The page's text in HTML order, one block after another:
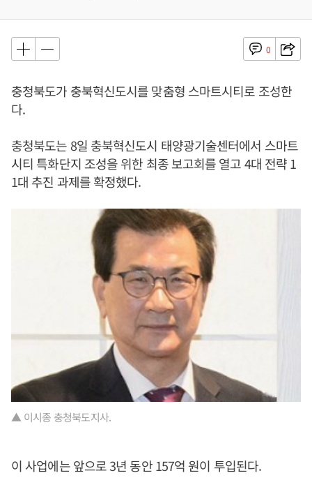
0
충청북도가 충북혁신도시를 맞춤형 스마트시티로 조성한
다.
충청북도는 8일 충북혁신도시 태양광기술센터에서 스마트
시티 특화단지 조성을 위한 최종 보고회를 열고 4대 전략 1
1대 추진 과제를 확정했다.
▲ 이시종 충청북도지사.
이 사업에는 앞으로 3년 동안 157억 원이 투입된다.